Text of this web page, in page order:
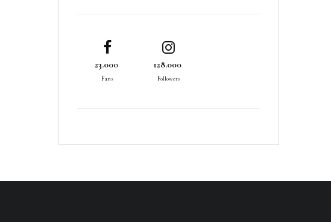
23.000
Fans
128.000
Followers